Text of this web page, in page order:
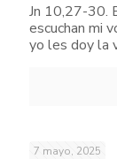
Jn 10,27-30.
escuchan mi
yo les doy la
7 mayo, 2025